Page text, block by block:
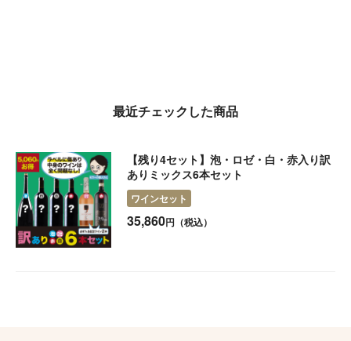
最近チェックした商品
【残り4セット】泡・ロゼ・白・赤入り訳
ありミックス6本セット
ワインセット
35,860円（税込）